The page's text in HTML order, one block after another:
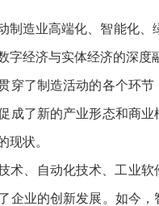
制造业高端化、智能化、
字经济与实体经济的深
穿了制造活动的各个环
成了新的产业形态和商
现状。
术、自动化技术、工业
企业的创新发展。如今